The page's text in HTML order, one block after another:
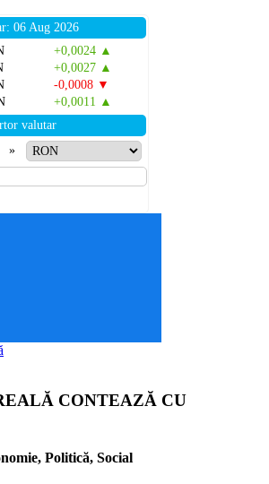
06 Aug 2026
+0,0024 ▲
+0,0027 ▲
-0,0008 ▼
+0,0011 ▲
valutar
»
CONTEAZĂ CU
Politică, Social